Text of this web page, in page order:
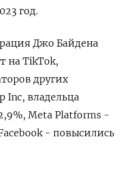
год.
Джо Байдена
на TikTok,
других
Inc, владельца
Meta Platforms -
- повысились